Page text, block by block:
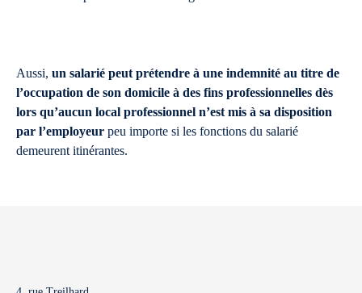
Aussi, un salarié peut prétendre à une indemnité au titre de
l’occupation de son domicile à des fins professionnelles dès
lors qu’aucun local professionnel n’est mis à sa disposition
par l’employeur peu importe si les fonctions du salarié
demeurent itinérantes.